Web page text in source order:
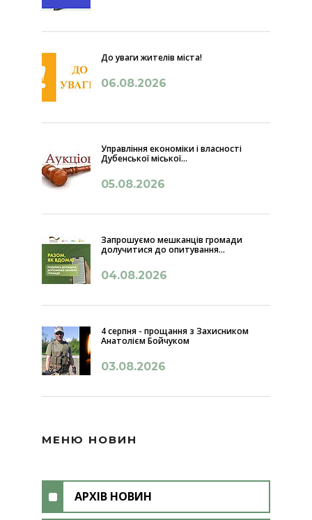
До уваги жителів міста!
06.08.2026
Управління економіки і власності
Дубенської міської...
05.08.2026
Запрошуємо мешканців громади
долучитися до опитування...
04.08.2026
4 серпня - прощання з Захисником
Анатолієм Бойчуком
03.08.2026
МЕНЮ НОВИН
АРХІВ НОВИН